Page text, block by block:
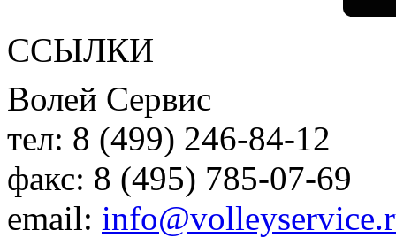
ССЫЛКИ
Волей Сервис
тел: 8 (499) 246-84-12
факс: 8 (495) 785-07-69
email: